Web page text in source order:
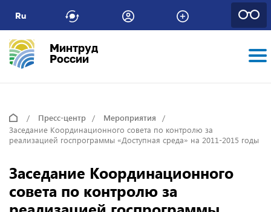
Ru
Минтруд
России
Пресс-центр
Мероприятия
Заседание Координационного совета по контролю за
реализацией госпрограммы «Доступная среда» на 2011-2015 годы
Заседание Координационного
совета по контролю за